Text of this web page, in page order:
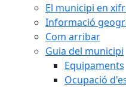
El municipi en
Informació
Com arribar
Guia del municipi
Equipaments
Ocupació